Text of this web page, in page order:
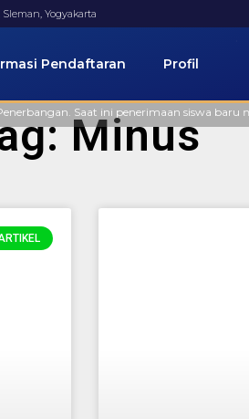
Yogyakarta
Pendaftaran Profil
Saat ini penerimaan siswa baru
Minus